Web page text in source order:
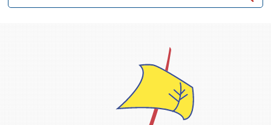
Appels d'offres du secteur culturel
Plan de Développement Global
Bulletin Le FrancoTNL